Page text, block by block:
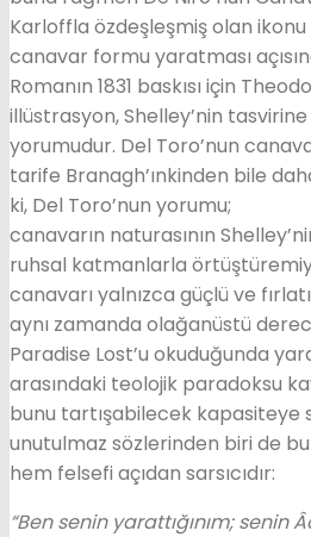
Karloffla özdeşleşmiş olan ikonu
canavar formu yaratması
Romanın 1831 baskısı için
illüstrasyon, Shelley’nin
yorumudur. Del Toro’nun
tarife Branagh’ınkinden bile
ki, Del Toro’nun yorumu;
canavarın naturasının
ruhsal katmanlarla
canavarı yalnızca güçlü ve
aynı zamanda olağanüstü
Paradise Lost’u okuduğunda
arasındaki teolojik paradoksu
bunu tartışabilecek kapasiteye
unutulmaz sözlerinden biri de
hem felsefi açıdan sarsıcıdır:
“Ben senin yarattığınım; senin